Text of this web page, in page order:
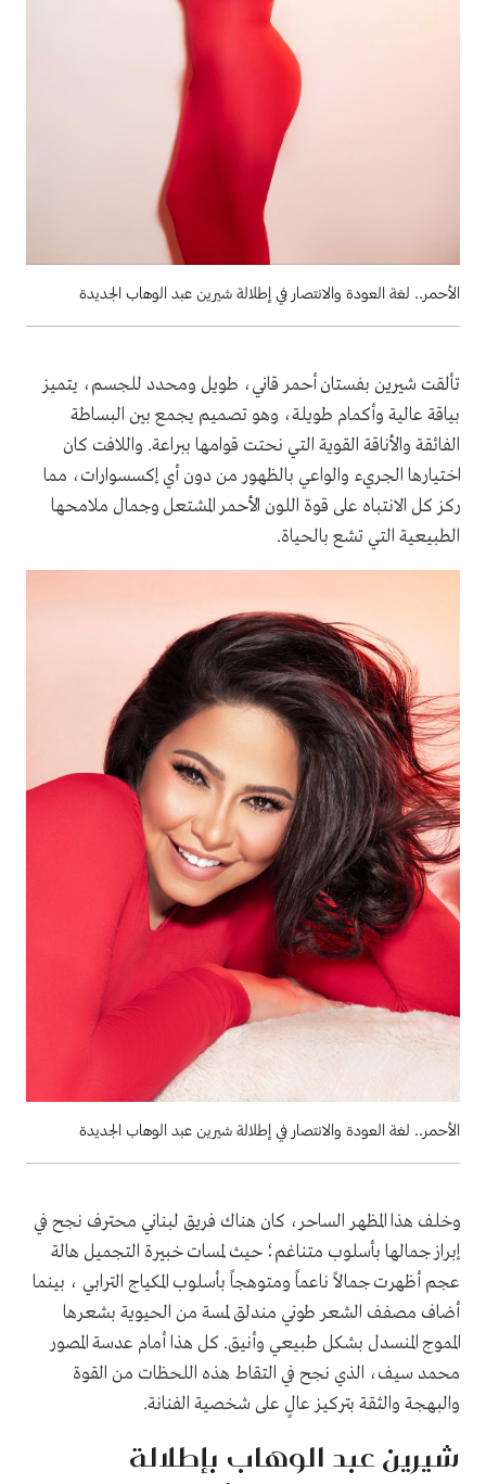
الأحمر.. لغة العودة والانتصار في إطلالة شيرين عبد الوهاب الجديدة
تألقت شيرين بفستان أحمر قاني، طويل ومحدد للجسم، يتميز
بياقة عالية وأكمام طويلة، وهو تصميم يجمع بين البساطة
الفائقة والأناقة القوية التي نحتت قوامها ببراعة. واللافت كان
اختيارها الجريء والواعي بالظهور من دون أي إكسسوارات، مما
ركز كل الانتباه على قوة اللون الأحمر المشتعل وجمال ملامحها
الطبيعية التي تشع بالحياة.
الأحمر.. لغة العودة والانتصار في إطلالة شيرين عبد الوهاب الجديدة
وخلف هذا المظهر الساحر، كان هناك فريق لبناني محترف نجح في
إبراز جمالها بأسلوب متناغم؛ حيث لمسات خبيرة التجميل هالة
عجم أظهرت جمالاً ناعماً ومتوهجاً بأسلوب المكياج الترابي ، بينما
أضاف مصفف الشعر طوني مندلق لمسة من الحيوية بشعرها
المموج المنسدل بشكل طبيعي وأنيق. كل هذا أمام عدسة المصور
محمد سيف، الذي نجح في التقاط هذه اللحظات من القوة
والبهجة والثقة بتركيز عالٍ على شخصية الفنانة.
شيرين عبد الوهاب بإطلالة